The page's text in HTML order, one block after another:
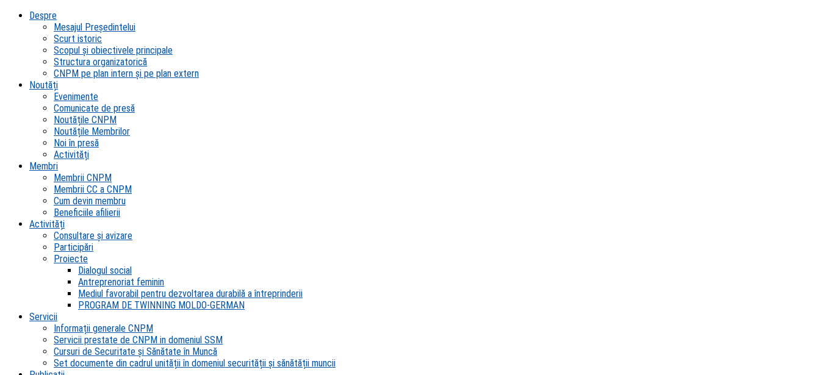
Despre
Mesajul Președintelui
Scurt istoric
Scopul şi obiectivele principale
Structura organizatorică
CNPM pe plan intern şi pe plan extern
Noutăți
Evenimente
Comunicate de presă
Noutățile CNPM
Noutățile Membrilor
Noi în presă
Activități
Membri
Membrii CNPM
Membrii CC a CNPM
Cum devin membru
Beneficiile afilierii
Activități
Consultare și avizare
Participări
Proiecte
Dialogul social
Antreprenoriat feminin
Mediul favorabil pentru dezvoltarea durabilă a întreprinderii
PROGRAM DE TWINNING MOLDO-GERMAN
Servicii
Informații generale CNPM
Servicii prestate de CNPM in domeniul SSM
Cursuri de Securitate și Sănătate în Muncă
Set documente din cadrul unității în domeniul securității și sănătății muncii